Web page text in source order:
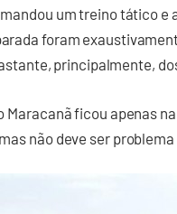
um treino tático e
foram
principalmente,
Maracanã ficou apenas
não deve ser